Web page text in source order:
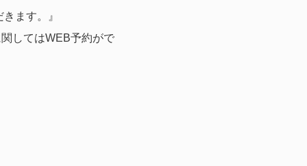
ます。』
してはWEB予約がで